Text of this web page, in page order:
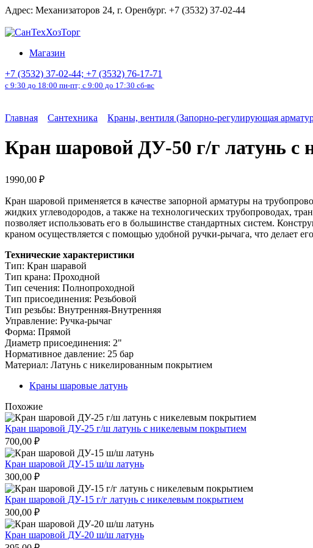
Перейти
содержанию
Адрес: Механизаторов 24, г. Оренбург. +7 (3532) 37-02-44
Магазин
+7 (3532) 37-02-44; +7 (3532) 76-17-71
с 9:30 до 18:00 пн-пт; с 9:00 до 17:30 сб-вс
Главная Сантехника Краны, вентиля (Запорно-регулирующая
Кран шаровой ДУ-50 г/г латунь с
1990,00 ₽
Кран шаровой применяется в качестве запорной арматуры на
жидких углеводородов, а также на технологических трубопроводах,
позволяет использовать его в большинстве стандартных систем.
краном осуществляется с помощью удобной ручки-рычага, что делает
Технические характеристики
Тип: Кран шаравой
Тип крана: Проходной
Тип сечения: Полнопроходной
Тип присоединения: Резьбовой
Тип резьбы: Внутренняя-Внутренняя
Управление: Ручка-рычаг
Форма: Прямой
Диаметр присоединения: 2"
Нормативное давление: 25 бар
Материал: Латунь с никелированным покрытием
Краны шаровые латунь
Похожие
Кран шаровой ДУ-25 г/ш латунь с никелевым покрытием
700,00 ₽
Кран шаровой ДУ-15 ш/ш латунь
300,00 ₽
Кран шаровой ДУ-15 г/г латунь с никелевым покрытием
300,00 ₽
Кран шаровой ДУ-20 ш/ш латунь